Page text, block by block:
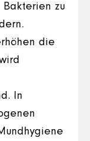
zu
die
In